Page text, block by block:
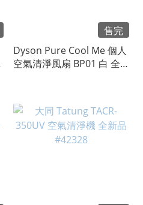
售完
Dyson Pure Cool Me 個人
空氣清淨風扇 BP01 白 全